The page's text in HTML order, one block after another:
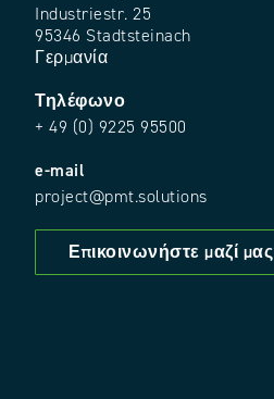
Industriestr. 25
95346 Stadtsteinach
Γερμανία
Τηλέφωνο
+ 49 (0) 9225 95500
e-mail
project@pmt.solutions
Επικοινωνήστε μαζί μας